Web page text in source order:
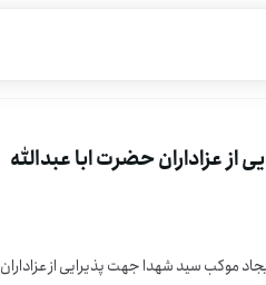
از عزاداران حضرت ابا عبدالله
موکب سید شهدا جهت پذیرایی از عزاداران